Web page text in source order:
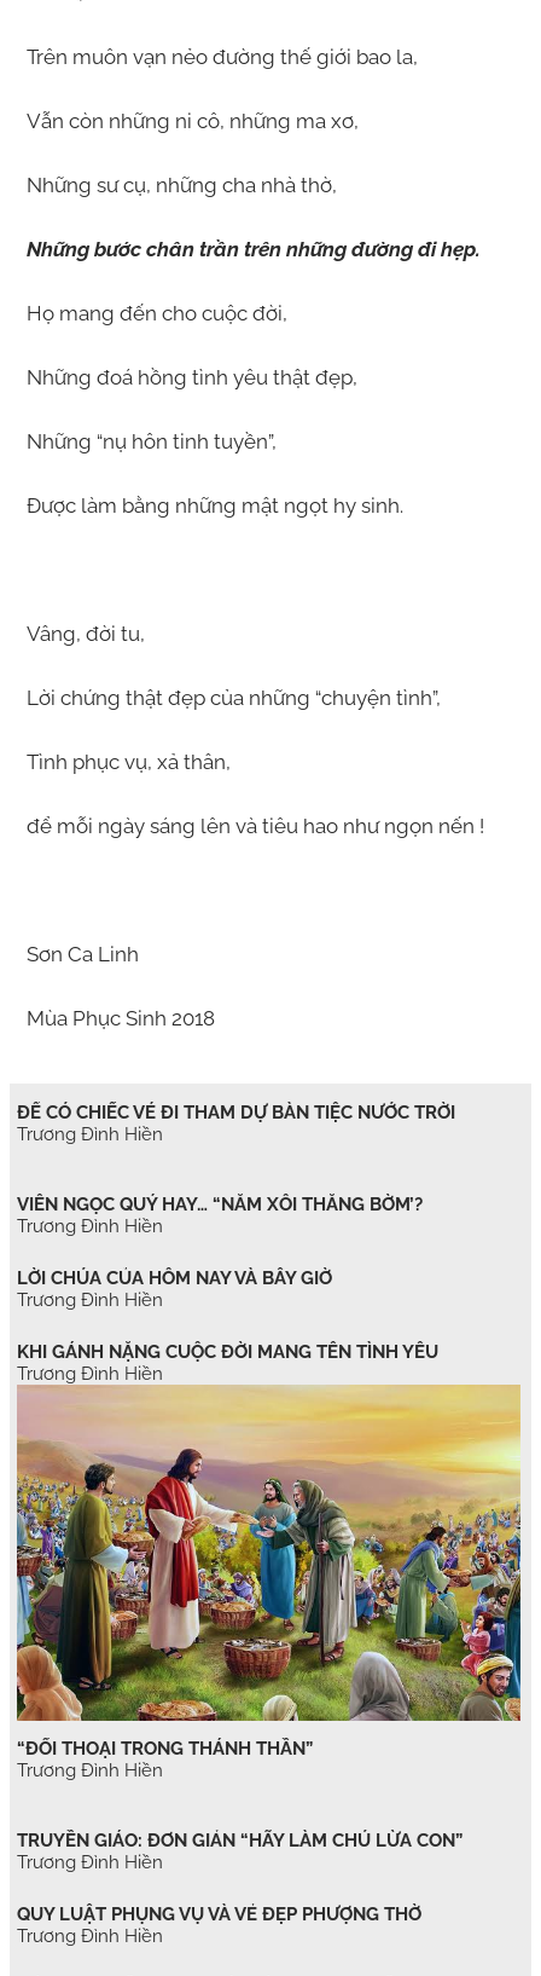
Trên muôn vạn nẻo đường thế giới bao la,
Vẫn còn những ni cô, những ma xơ,
Những sư cụ, những cha nhà thờ,
Những bước chân trần trên những đường đi hẹp.
Họ mang đến cho cuộc đời,
Những đoá hồng tình yêu thật đẹp,
Những “nụ hôn tinh tuyền”,
Được làm bằng những mật ngọt hy sinh.
Vâng, đời tu,
Lời chứng thật đẹp của những “chuyện tình”,
Tình phục vụ, xả thân,
để mỗi ngày sáng lên và tiêu hao như ngọn nến !
Sơn Ca Linh
Mùa Phục Sinh 2018
ĐỂ CÓ CHIẾC VÉ ĐI THAM DỰ BÀN TIỆC NƯỚC TRỜI
Trương Đình Hiền
VIÊN NGỌC QUÝ HAY… “NẮM XÔI THẰNG BỜM’?
Trương Đình Hiền
LỜI CHÚA CỦA HÔM NAY VÀ BÂY GIỜ
Trương Đình Hiền
KHI GÁNH NẶNG CUỘC ĐỜI MANG TÊN TÌNH YÊU
Trương Đình Hiền
“ĐỐI THOẠI TRONG THÁNH THẦN”
Trương Đình Hiền
TRUYỀN GIÁO: ĐƠN GIẢN “HÃY LÀM CHÚ LỪA CON”
Trương Đình Hiền
QUY LUẬT PHỤNG VỤ VÀ VẺ ĐẸP PHƯỢNG THỜ
Trương Đình Hiền